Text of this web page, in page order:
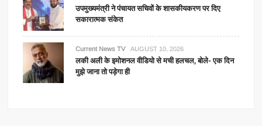
उपमुख्यमंत्री ने पंचायत सचिवों के शासकीयकरण पर दिए
सकारात्मक संकेत
Current News TV AUGUST 10, 2026
लकी अली के इमोशनल वीडियो से मची हलचल, बोले- एक दिन
मुझे जाना तो पड़ेगा ही